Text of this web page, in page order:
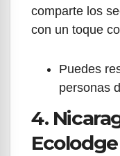
comparte los
con un toque
Puedes
personas
4.
Ecolodge